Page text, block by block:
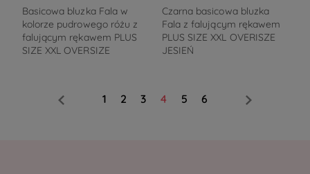
Basicowa bluzka Fala w
kolorze pudrowego różu z
falującym rękawem PLUS
SIZE XXL OVERSIZE
Czarna basicowa bluzka
Fala z falującym rękawem
PLUS SIZE XXL OVERISZE
JESIEŃ
1 2 3 4 5 6